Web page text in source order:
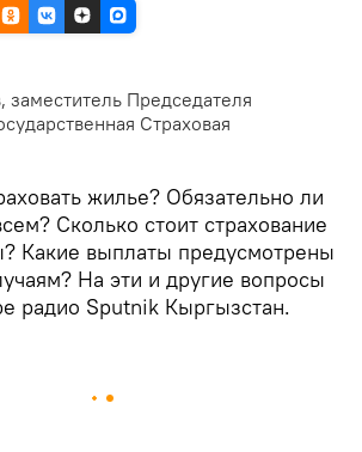
заместитель Председателя
Страховая
жилье? Обязательно ли
Сколько стоит страхование
Какие выплаты предусмотрены
На эти и другие вопросы
радио Sputnik Кыргызстан.